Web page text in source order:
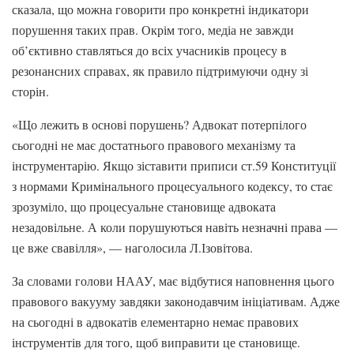
сказала, що можна говорити про конкретні індикатори
порушення таких прав. Окрім того, медіа не завжди
об’єктивно ставляться до всіх учасників процесу в
резонансних справах, як правило підтримуючи одну зі
сторін.
«Що лежить в основі порушень? Адвокат потерпілого
сьогодні не має достатнього правового механізму та
інструментарію. Якщо зіставити приписи ст.59 Конституції
з нормами Кримінального процесуального кодексу, то стає
зрозуміло, що процесуальне становище адвоката
незадовільне. А коли порушуються навіть незначні права —
це вже свавілля», — наголосила Л.Ізовітова.
За словами голови НААУ, має відбутися наповнення цього
правового вакууму завдяки законодавчим ініціативам. Адже
на сьогодні в адвокатів елементарно немає правових
інструментів для того, щоб виправити це становище.